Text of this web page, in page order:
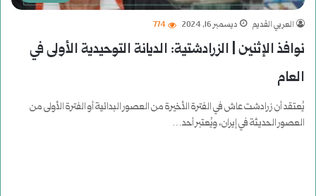
العربي القديم ديسمبر 16, 2024 774
نوافذ الإثنين | الزرادشتية: الديانة التوحيدية الأولى في
العام
يُعتقد أن زرادشت عاش في الفترة الأخيرة من العصور البدائية أو الفترة الأولى من
العصور الحديثة في إيران، ويُعتبر أحد…